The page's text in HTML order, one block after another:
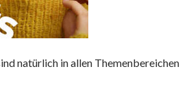
natürlich in allen Themenbereichen